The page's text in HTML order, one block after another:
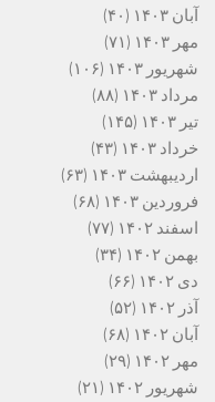
آبان ۱۴۰۳
(۴۰)
مهر ۱۴۰۳
(۷۱)
شهریور ۱۴۰۳
(۱۰۶)
مرداد ۱۴۰۳
(۸۸)
تیر ۱۴۰۳
(۱۴۵)
خرداد ۱۴۰۳
(۴۳)
اردیبهشت ۱۴۰۳
(۶۳)
فروردین ۱۴۰۳
(۶۸)
اسفند ۱۴۰۲
(۷۷)
بهمن ۱۴۰۲
(۳۴)
دی ۱۴۰۲
(۶۶)
آذر ۱۴۰۲
(۵۲)
آبان ۱۴۰۲
(۶۸)
مهر ۱۴۰۲
(۲۹)
شهریور ۱۴۰۲
(۲۱)